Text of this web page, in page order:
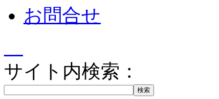
お問合せ
サイト内検索：